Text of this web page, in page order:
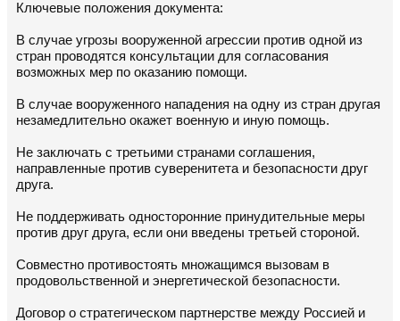
Ключевые положения документа:
В случае угрозы вооруженной агрессии против одной из
стран проводятся консультации для согласования
возможных мер по оказанию помощи.
В случае вооруженного нападения на одну из стран другая
незамедлительно окажет военную и иную помощь.
Не заключать с третьими странами соглашения,
направленные против суверенитета и безопасности друг
друга.
Не поддерживать односторонние принудительные меры
против друг друга, если они введены третьей стороной.
Совместно противостоять множащимся вызовам в
продовольственной и энергетической безопасности.
Договор о стратегическом партнерстве между Россией и